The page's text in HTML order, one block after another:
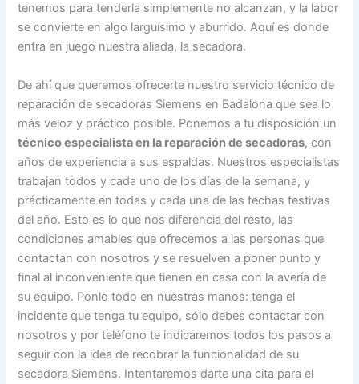
tenemos para tenderla simplemente no alcanzan, y la labor
se convierte en algo larguísimo y aburrido. Aquí es donde
entra en juego nuestra aliada, la secadora.
De ahí que queremos ofrecerte nuestro servicio técnico de
reparación de secadoras Siemens en Badalona que sea lo
más veloz y práctico posible. Ponemos a tu disposición un
técnico especialista en la reparación de secadoras, con
años de experiencia a sus espaldas. Nuestros especialistas
trabajan todos y cada uno de los días de la semana, y
prácticamente en todas y cada una de las fechas festivas
del año. Esto es lo que nos diferencia del resto, las
condiciones amables que ofrecemos a las personas que
contactan con nosotros y se resuelven a poner punto y
final al inconveniente que tienen en casa con la avería de
su equipo. Ponlo todo en nuestras manos: tenga el
incidente que tenga tu equipo, sólo debes contactar con
nosotros y por teléfono te indicaremos todos los pasos a
seguir con la idea de recobrar la funcionalidad de su
secadora Siemens. Intentaremos darte una cita para el